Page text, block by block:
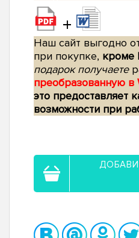
+
Наш сайт выгодно
при покупке, кроме
подарок получаете
преобразованную в
это предоставляет
возможности при